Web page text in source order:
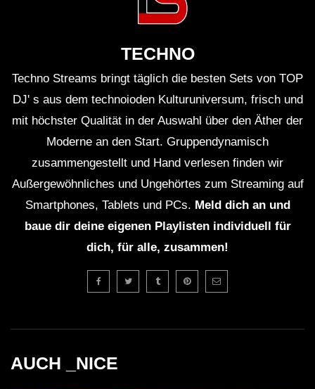
TECHNO
Techno Streams bringt täglich die besten Sets von TOP
DJ' s aus dem technoioden Kulturuniversum, frisch und
mit höchster Qualität in der Auswahl über den Äther der
Moderne an den Start. Gruppendynamisch
zusammengestellt und Hand verlesen finden wir
Außergewöhnliches und Ungehörtes zum Streaming auf
Smartphones, Tablets und PCs. Meld dich an und
baue dir deine eigenen Playlisten individuell für
dich, für alle, zusammen!
AUCH _NICE